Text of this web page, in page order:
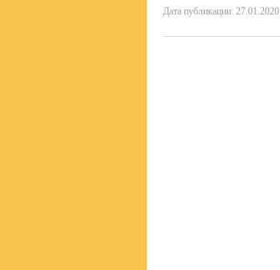
Дата публикации: 27.01.2020